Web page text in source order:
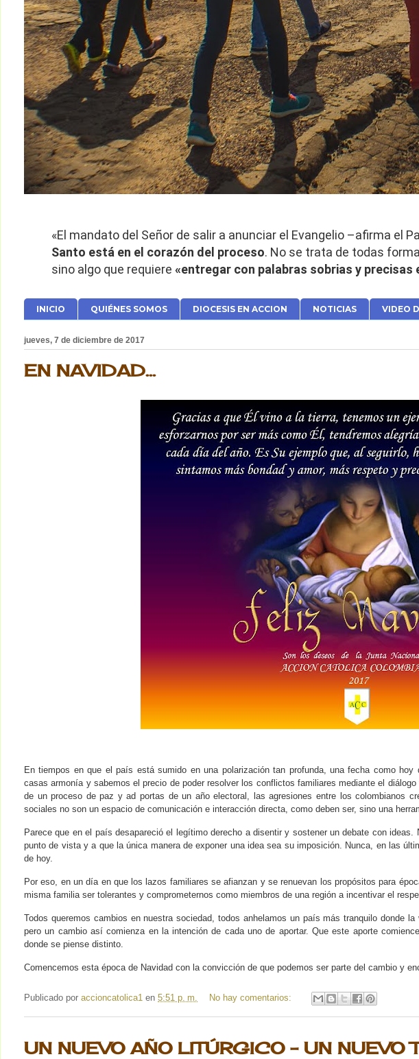
«El mandato del Señor de salir a anunciar el Evangelio –afirma el
Santo está en el corazón del proceso. No se trata de todas
sino algo que requiere «entregar con palabras sobrias y
INICIO QUIÉNES SOMOS DIOCESIS EN ACCION NOTICIAS VIDEO
jueves, 7 de diciembre de 2017
EN NAVIDAD...
En tiempos en que el país está sumido en una polarización tan profunda, una fecha como
casas armonía y sabemos el precio de poder resolver los conflictos familiares mediante el
de un proceso de paz y ad portas de un año electoral, las agresiones entre los colombianos
sociales no son un espacio de comunicación e interacción directa, como deben ser, sino una
Parece que en el país desapareció el legítimo derecho a disentir y sostener un debate con
punto de vista y a que la única manera de exponer una idea sea su imposición. Nunca, en las
de hoy.
Por eso, en un día en que los lazos familiares se afianzan y se renuevan los propósitos para
misma familia ser tolerantes y comprometernos como miembros de una región a incentivar el
Todos queremos cambios en nuestra sociedad, todos anhelamos un país más tranquilo donde
pero un cambio así comienza en la intención de cada uno de aportar. Que este aporte
donde se piense distinto.
Comencemos esta época de Navidad con la convicción de que podemos ser parte del cambio y
Publicado por accioncatolica1 en 5:51 p. m. No hay comentarios:
UN NUEVO AÑO LITÚRGICO - UN NUEVO